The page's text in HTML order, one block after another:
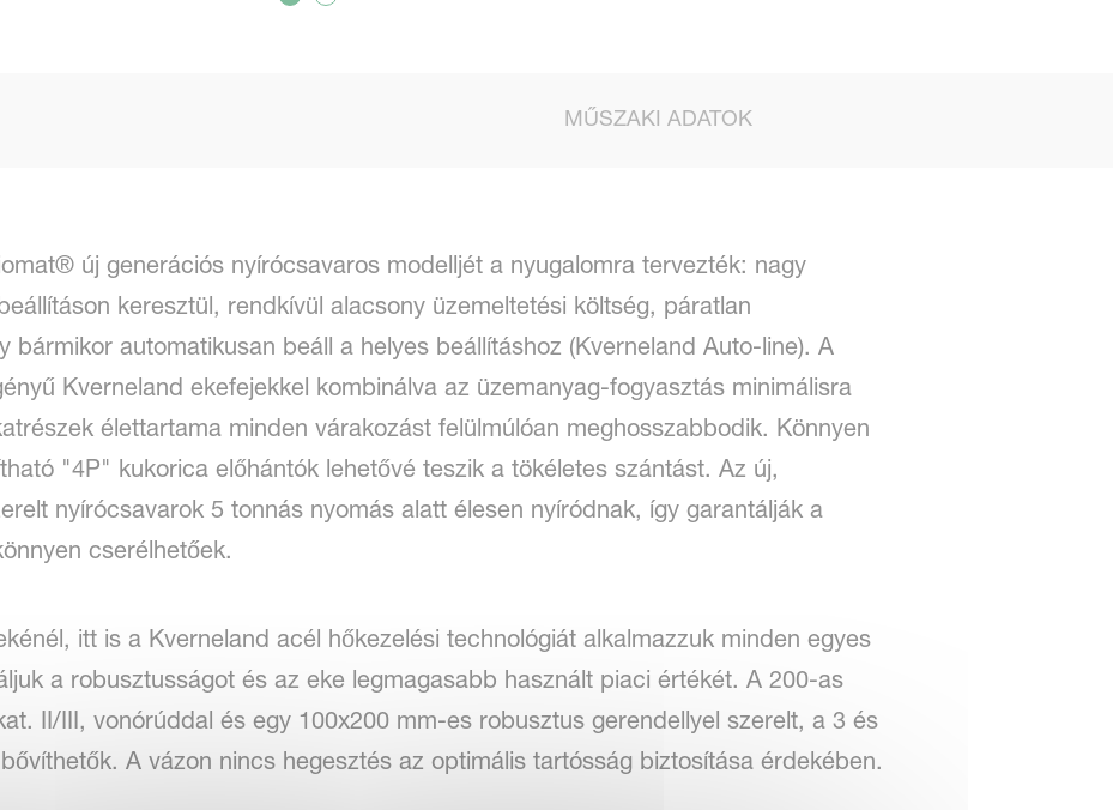
MŰSZAKI ADATOK
új generációs nyírócsavaros modelljét a nyugalomra tervezték: nagy
keresztül, rendkívül alacsony üzemeltetési költség, páratlan
bármikor automatikusan beáll a helyes beállításhoz (Kverneland Auto-line). A
Kverneland ekefejekkel kombinálva az üzemanyag-fogyasztás minimálisra
élettartama minden várakozást felülmúlóan meghosszabbodik. Könnyen
"4P" kukorica előhántók lehetővé teszik a tökéletes szántást. Az új,
nyírócsavarok 5 tonnás nyomás alatt élesen nyíródnak, így garantálják a
cserélhetőek.
itt is a Kverneland acél hőkezelési technológiát alkalmazzuk minden egyes
a robusztusságot és az eke legmagasabb használt piaci értékét. A 200-as
II/III, vonórúddal és egy 100x200 mm-es robusztus gerendellyel szerelt, a 3 és
A vázon nincs hegesztés az optimális tartósság biztosítása érdekében.